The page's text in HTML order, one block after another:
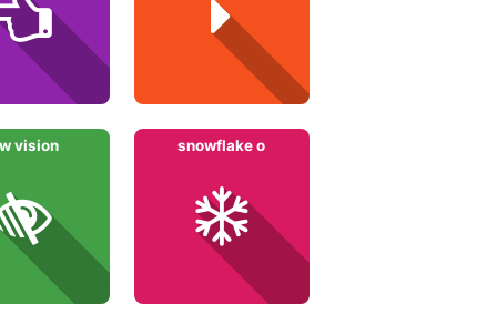
vision snowflake o